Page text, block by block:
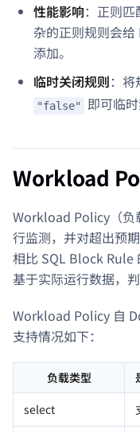
性能影响：正则
杂的正则规则会给
添加。
临时关闭规则：
"false" 即可临
Workload
Workload Policy（负
行监测，并对超出预
相比 SQL Block
基于实际运行数据，判
Workload Policy 自
支持情况如下：
负载类型
select